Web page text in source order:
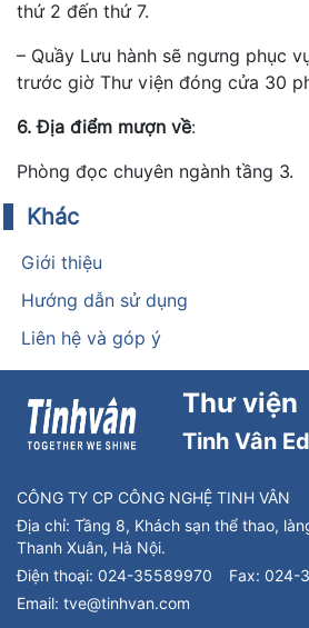
thứ 2 đến thứ 7.
– Quầy Lưu hành sẽ ngưng phục
trước giờ Thư viện đóng cửa 30
6. Địa điểm mượn về:
Phòng đọc chuyên ngành tầng 3.
Khác
Giới thiệu
Hướng dẫn sử dụng
Liên hệ và góp ý
Thư viện
Tinh Vân
CÔNG TY CP CÔNG NGHỆ TINH VÂN
Địa chỉ: Tầng 8, Khách sạn thể thao,
Thanh Xuân, Hà Nội.
Điện thoại: 024-35589970 Fax: 024-
Email: tve@tinhvan.com